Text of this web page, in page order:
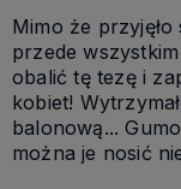
Mimo że
przede
obalić tę tezę i
kobiet!
balonową...
można je nosić